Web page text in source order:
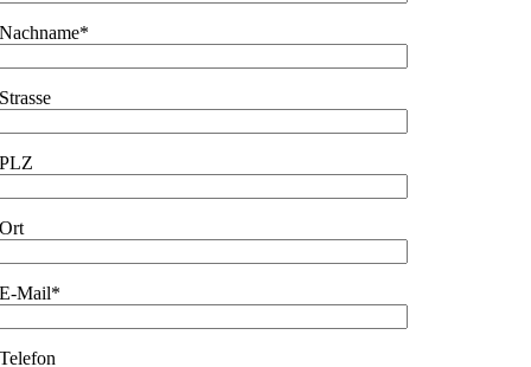
Nachname*
Strasse
PLZ
Ort
E-Mail*
Telefon